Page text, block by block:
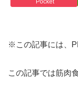
※この記事には、
この記事では筋肉